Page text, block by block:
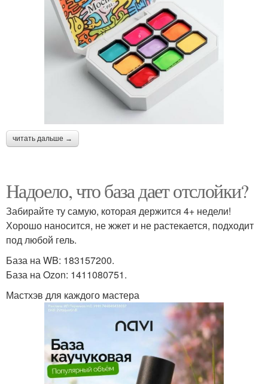
читать дальше →
Надоело, что база дает отслойки?
Забирайте ту самую, которая держится 4+ недели!
Хорошо наносится, не жжет и не растекается, подходит
под любой гель.
База на WB: 183157200.
База на Ozon: 1411080751.
Мастхэв для каждого мастера